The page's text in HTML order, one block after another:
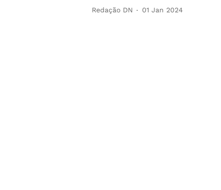
Redação DN 01 Jan 2024